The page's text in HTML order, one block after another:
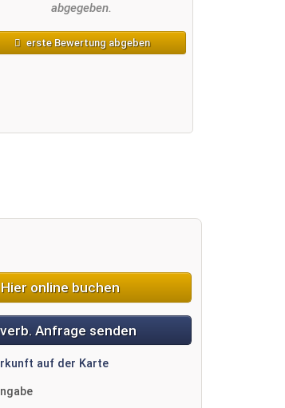
abgegeben.
erste Bewertung abgeben
Hier online buchen
Anfrage senden
auf der Karte